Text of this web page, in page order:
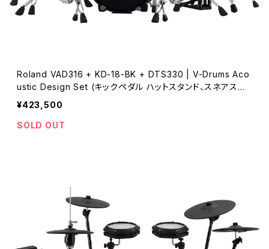
Roland VAD316 + KD-18-BK + DTS330 | V-Drums Aco
ustic Design Set (キックペダル ハットスタンド、スネアスタ
ンド スローン別売り)
¥423,500
SOLD OUT